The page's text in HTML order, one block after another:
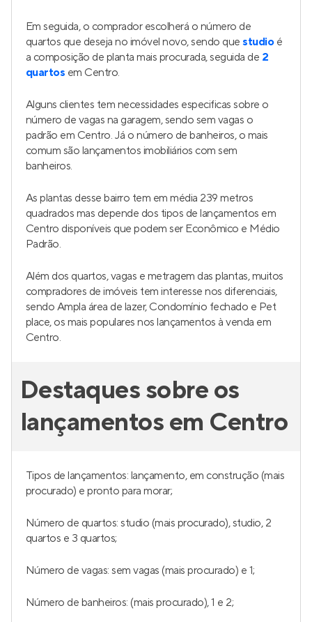
Em seguida, o comprador escolherá o número de
quartos que deseja no imóvel novo, sendo questudioé
a composição de planta mais procurada, seguida de 2
quartos em Centro.
Alguns clientes tem necessidades especificas sobre o
número de vagas na garagem, sendo sem vagas o
padrão em Centro. Já o número de banheiros, o mais
comum são lançamentos imobiliários com sem
banheiros.
As plantas desse bairro tem em média 239 metros
quadrados mas depende dos tipos de lançamentos em
Centro disponíveis que podem ser Econômico e Médio
Padrão.
Além dos quartos, vagas e metragem das plantas, muitos
compradores de imóveis tem interesse nos diferenciais,
sendo Ampla área de lazer, Condomínio fechado e Pet
place, os mais populares nos lançamentos à venda em
Centro.
Destaques sobre os
lançamentos em Centro
Tipos de lançamentos: lançamento, em construção (mais
procurado) e pronto para morar;
Número de quartos: studio (mais procurado), studio, 2
quartos e 3 quartos;
Número de vagas: sem vagas (mais procurado) e 1;
Número de banheiros: (mais procurado), 1 e 2;